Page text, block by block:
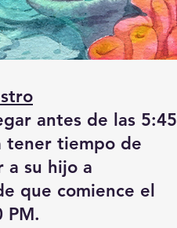
antes de las 5:45
tener tiempo de
a su hijo a
que comience el
PM.